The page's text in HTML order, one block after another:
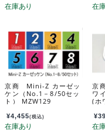
京商 Mini-Z カーゼッ
ケン（No.1－8/50セッ
ト） MZW129
¥4,455(税込)
京
ワ
(ホ
¥